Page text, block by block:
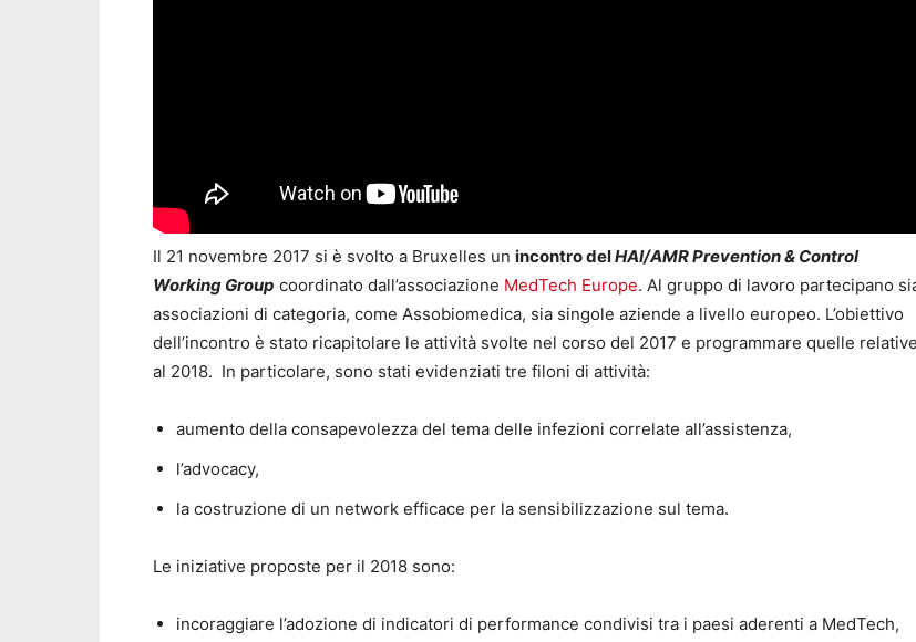
Il 21 novembre 2017 si è svolto a Bruxelles un incontro delHAI/AMR Prevention & Control
Working Group coordinato dall’associazione MedTech Europe. Al gruppo di lavoro partecipano
associazioni di categoria, come Assobiomedica, sia singole aziende a livello europeo. L’obiettivo
dell’incontro è stato ricapitolare le attività svolte nel corso del 2017 e programmare quelle relative
al 2018. In particolare, sono stati evidenziati tre filoni di attività:
aumento della consapevolezza del tema delle infezioni correlate all’assistenza,
l’advocacy,
la costruzione di un network efficace per la sensibilizzazione sul tema.
Le iniziative proposte per il 2018 sono:
incoraggiare l’adozione di indicatori di performance condivisi tra i paesi aderenti a MedTech,